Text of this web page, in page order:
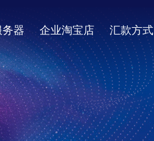
器 企业淘宝店 汇款方式